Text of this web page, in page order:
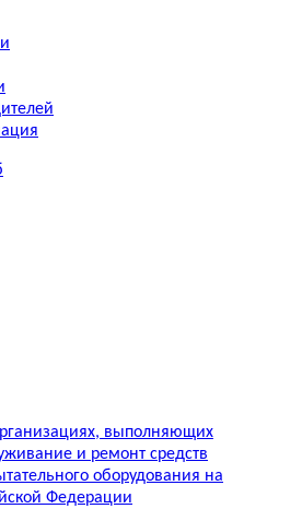
выполняющих
и ремонт средств
оборудования на
Федерации